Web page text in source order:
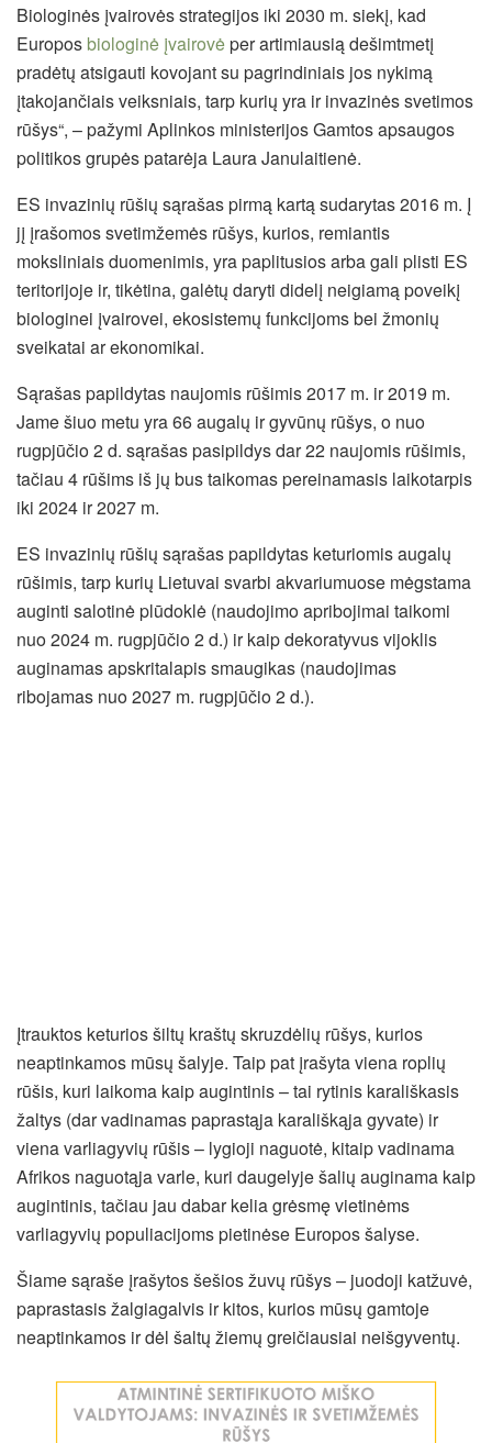
Biologinės įvairovės strategijos iki 2030 m. siekį, kad
Europos biologinė įvairovėper artimiausią dešimtmetį
pradėtų atsigauti kovojant su pagrindiniais jos nykimą
įtakojančiais veiksniais, tarp kurių yra ir invazinės svetimos
rūšys“, – pažymi Aplinkos ministerijos Gamtos apsaugos
politikos grupės patarėja Laura Janulaitienė.
ES invazinių rūšių sąrašas pirmą kartą sudarytas 2016 m. Į
jį įrašomos svetimžemės rūšys, kurios, remiantis
moksliniais duomenimis, yra paplitusios arba gali plisti ES
teritorijoje ir, tikėtina, galėtų daryti didelį neigiamą poveikį
biologinei įvairovei, ekosistemų funkcijoms bei žmonių
sveikatai ar ekonomikai.
Sąrašas papildytas naujomis rūšimis 2017 m. ir 2019 m.
Jame šiuo metu yra 66 augalų ir gyvūnų rūšys, o nuo
rugpjūčio 2 d. sąrašas pasipildys dar 22 naujomis rūšimis,
tačiau 4 rūšims iš jų bus taikomas pereinamasis laikotarpis
iki 2024 ir 2027 m.
ES invazinių rūšių sąrašas papildytas keturiomis augalų
rūšimis, tarp kurių Lietuvai svarbi akvariumuose mėgstama
auginti salotinė plūdoklė (naudojimo apribojimai taikomi
nuo 2024 m. rugpjūčio 2 d.) ir kaip dekoratyvus vijoklis
auginamas apskritalapis smaugikas (naudojimas
ribojamas nuo 2027 m. rugpjūčio 2 d.).
Įtrauktos keturios šiltų kraštų skruzdėlių rūšys, kurios
neaptinkamos mūsų šalyje. Taip pat įrašyta viena roplių
rūšis, kuri laikoma kaip augintinis – tai rytinis karališkasis
žaltys (dar vadinamas paprastąja karališkąja gyvate) ir
viena varliagyvių rūšis – lygioji naguotė, kitaip vadinama
Afrikos naguotąja varle, kuri daugelyje šalių auginama kaip
augintinis, tačiau jau dabar kelia grėsmę vietinėms
varliagyvių populiacijoms pietinėse Europos šalyse.
Šiame sąraše įrašytos šešios žuvų rūšys – juodoji katžuvė,
paprastasis žalgiagalvis ir kitos, kurios mūsų gamtoje
neaptinkamos ir dėl šaltų žiemų greičiausiai neišgyventų.